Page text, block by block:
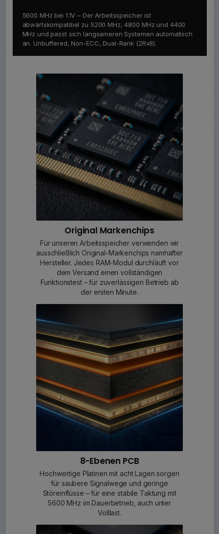
5600 MHz bei 1.1V – Der Arbeitsspeicher ist
abwärtskompatibel zu 5200 MHz, 4800 MHz und 4400
MHz und passt sich langsameren Systemen automatisch
an. Unbuffered, Non-ECC, Dual-Rank (2Rx8).
Original Markenchips
Für unseren Arbeitsspeicher verwenden wir
ausschließlich Original-Markenchips namhafter
Hersteller. Jedes RAM-Modul durchläuft vor
dem Versand einen vollständigen
Funktionstest – für zuverlässigen Betrieb ab
der ersten Minute.
8-Ebenen PCB
Hochwertige Platinen mit acht Lagen sorgen
für saubere Signalwege und geringe
Störeinflüsse – für eine stabile Taktung mit
5600 MHz im Dauerbetrieb, auch unter
Volllast.